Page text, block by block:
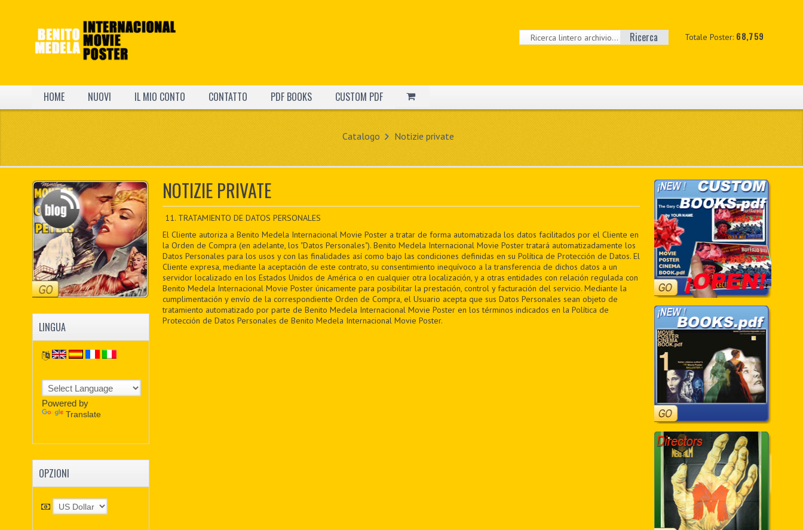
Totale Poster: 68,759
Ricerca
HOME NUOVI IL MIO CONTO CONTATTO PDF BOOKS CUSTOM PDF
Catalogo Notizie private
NOTIZIE PRIVATE
11. TRATAMIENTO DE DATOS PERSONALES
El Cliente autoriza a Benito Medela Internacional Movie Poster a tratar de forma automatizada los datos facilitados por el Cliente en
la Orden de Compra (en adelante, los "Datos Personales"). Benito Medela Internacional Movie Poster tratará automatizadamente los
Datos Personales para los usos y con las finalidades así como bajo las condiciones definidas en su Política de Protección de Datos. El
Cliente expresa, mediante la aceptación de este contrato, su consentimiento inequívoco a la transferencia de dichos datos a un
servidor localizado en los Estados Unidos de América o en cualquier otra localización, y a otras entidades con relación regulada con
Benito Medela Internacional Movie Poster únicamente para posibilitar la prestación, control y facturación del servicio. Mediante la
cumplimentación y envío de la correspondiente Orden de Compra, el Usuario acepta que sus Datos Personales sean objeto de
tratamiento automatizado por parte de Benito Medela Internacional Movie Poster en los términos indicados en la Política de
Protección de Datos Personales de Benito Medela Internacional Movie Poster.
LINGUA
Powered by
Translate
OPZIONI